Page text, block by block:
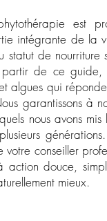
est
intégrante de la
statut de nourriture
de ce guide,
algues qui
garantissons à
nous avons mis
conseiller
action douce,
mieux.